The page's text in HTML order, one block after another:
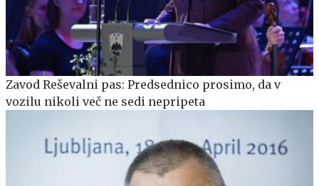
Zavod Reševalni pas: Predsednico prosimo, da v
vozilu nikoli več ne sedi nepripeta